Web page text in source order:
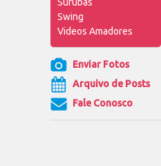
Swing
Videos Amadores
Enviar Fotos
Arquivo de Posts
Fale Conosco